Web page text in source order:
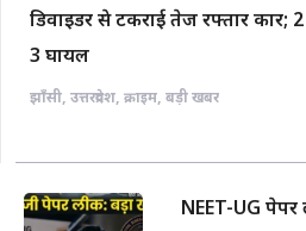
डिवाइडर से टकराई तेज रफ्तार कार;
3 घायल
झाँसी, उत्तरप्रदेश, क्राइम, बड़ी खबर
NEET-UG